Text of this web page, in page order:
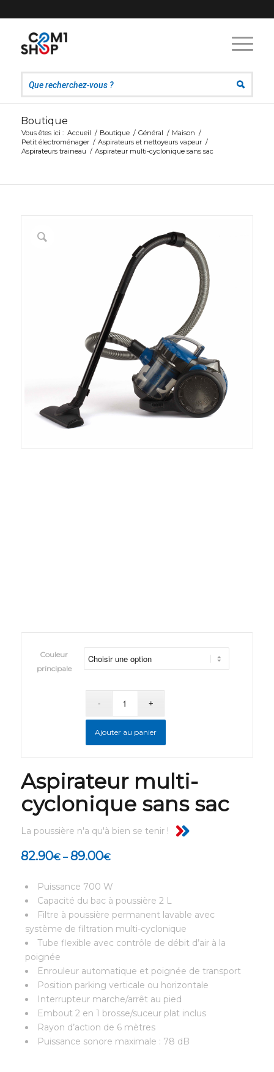
Boutique
Vous êtes ici : Accueil / Boutique / Général / Maison /
Petit électroménager / Aspirateurs et nettoyeurs vapeur /
Aspirateurs traineau / Aspirateur multi-cyclonique sans sac
Couleur
principale
Ajouter au panier
Aspirateur multi-
cyclonique sans sac
La poussière n'a qu'à bien se tenir !
82.90€–89.00€
Puissance 700 W
Capacité du bac à poussière 2 L
Filtre à poussière permanent lavable avec
système de filtration multi-cyclonique
Tube flexible avec contrôle de débit d’air à la
poignée
Enrouleur automatique et poignée de transport
Position parking verticale ou horizontale
Interrupteur marche/arrêt au pied
Embout 2 en 1 brosse/suceur plat inclus
Rayon d’action de 6 mètres
Puissance sonore maximale : 78 dB